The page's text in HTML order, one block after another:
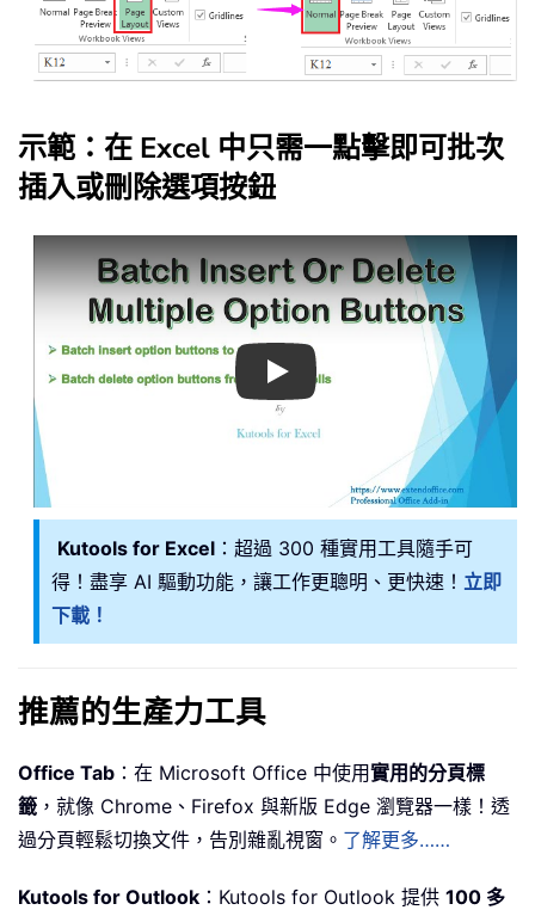
示範：在 Excel 中只需一點擊即可批次
插入或刪除選項按鈕
Play
Kutools for Excel ：超過 300 種實用工具隨手可
得！盡享 AI 驅動功能，讓工作更聰明、更快速！ 立即
下載！
推薦的生產力工具
Office Tab ：在 Microsoft Office 中使用實用的分頁標
籤 ，就像 Chrome、Firefox 與新版 Edge 瀏覽器一樣！透
過分頁輕鬆切換文件，告別雜亂視窗。 了解更多……
Kutools for Outlook ：Kutools for Outlook 提供 100 多